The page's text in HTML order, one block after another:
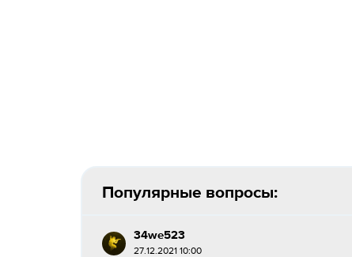
Популярные вопросы:
34we523
27.12.2021 10:00